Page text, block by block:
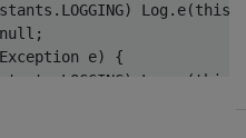
. LOGGING) Log . e(this
null ;
e)
{
LOGGING) Log ( this